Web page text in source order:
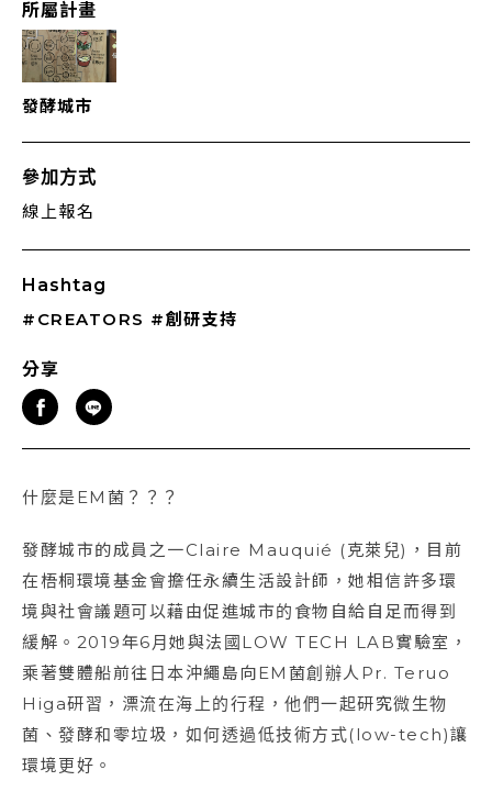
所屬計畫
發酵城市
參加方式
線上報名
Hashtag
#CREATORS #創研支持
分享
什麼是EM菌？？？
發酵城市的成員之一Claire Mauquié (克萊兒)，目前
在梧桐環境基金會擔任永續生活設計師，她相信許多環
境與社會議題可以藉由促進城市的食物自給自足而得到
緩解。2019年6月她與法國LOW TECH LAB實驗室，
乘著雙體船前往日本沖繩島向EM菌創辦人Pr. Teruo
Higa研習，漂流在海上的行程，他們一起研究微生物
菌、發酵和零垃圾，如何透過低技術方式(low-tech)讓
環境更好。